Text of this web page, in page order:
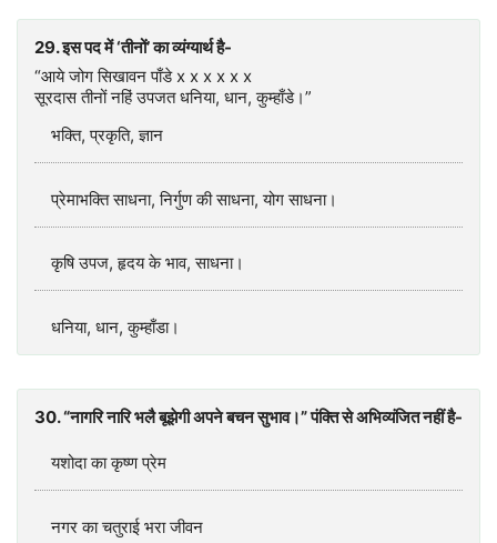
29. इस पद में ‘तीनों’ का व्यंग्यार्थ है-
“आये जोग सिखावन पाँडे x x x x x x
सूरदास तीनों नहिं उपजत धनिया, धान, कुम्हाँडे।”
भक्ति, प्रकृति, ज्ञान
प्रेमाभक्ति साधना, निर्गुण की साधना, योग साधना।
कृषि उपज, हृदय के भाव, साधना।
धनिया, धान, कुम्हाँडा।
30. “नागरि नारि भलै बूझेगी अपने बचन सुभाव।” पंक्ति से अभिव्यंजित नहीं है-
यशोदा का कृष्ण प्रेम
नगर का चतुराई भरा जीवन